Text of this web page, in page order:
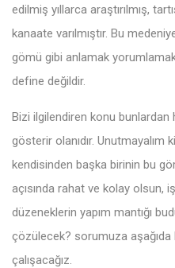
edilmiş yıllarca araştırılmış,
kanaate varılmıştır. Bu
gömü gibi anlamak yorumlamak
define değildir.
Bizi ilgilendiren konu
gösterir olanıdır. Unutmayalım
kendisinden başka birinin bu
açısında rahat ve kolay olsun,
düzeneklerin yapım mantığı
çözülecek? sorumuza aşağıda
çalışacağız.